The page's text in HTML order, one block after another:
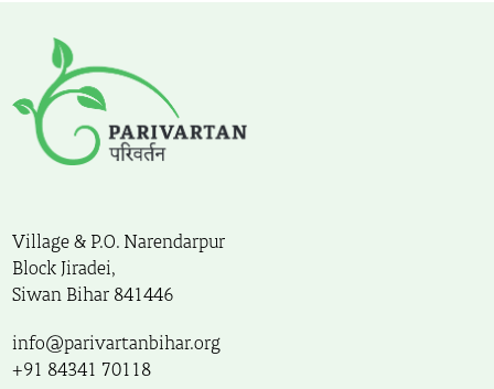
Village & P.O. Narendarpur
Block Jiradei,
Siwan Bihar 841446
info@parivartanbihar.org
+91 84341 70118